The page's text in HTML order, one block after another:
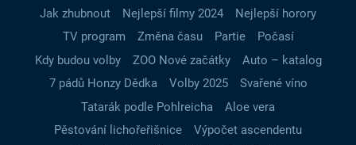
Jak zhubnout Nejlepší filmy 2024
Nejlepší horory
TV program
Změna času Partie
Počasí
Kdy budou volby
ZOO Nové začátky
Auto – katalog
7 pádů Honzy Dědka
Volby 2025
Svařené víno
Tatarák podle Pohlreicha
Aloe vera
Pěstování lichořeřišnice
Výpočet ascendentu